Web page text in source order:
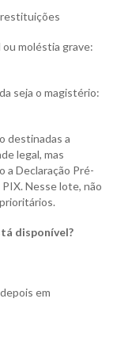
moléstia grave:
seja o magistério:
destinadas a
legal, mas
a Declaração Pré-
Nesse lote, não
disponível?
em